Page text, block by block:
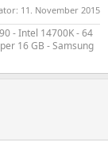
11. November 2015
- Intel 14700K - 64
16 GB - Samsung